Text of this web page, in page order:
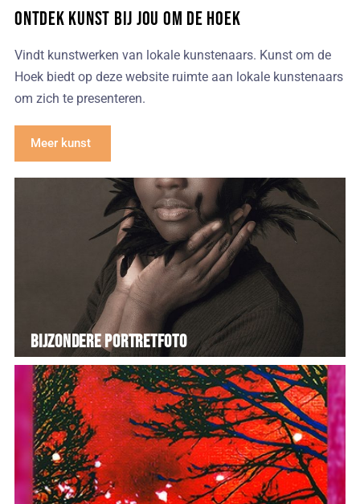
Ontdek kunst bij jou om de hoek
Vindt kunstwerken van lokale kunstenaars. Kunst om de
Hoek biedt op deze website ruimte aan lokale kunstenaars
om zich te presenteren.
Meer kunst
Bijzondere Portretfoto